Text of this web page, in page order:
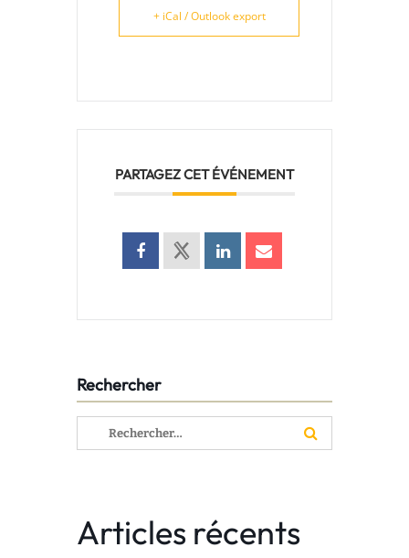
+ iCal / Outlook export
PARTAGEZ CET ÉVÉNEMENT
Rechercher
Rechercher :
Articles récents